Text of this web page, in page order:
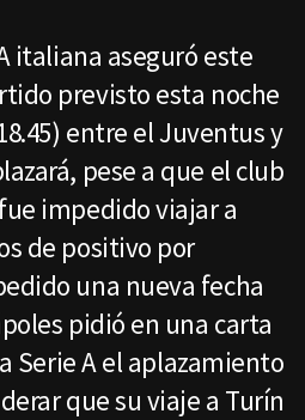
italiana aseguró este
previsto esta noche
entre el Juventus y
pese a que el club
impedido viajar a
de positivo por
una nueva fecha
pidió en una carta
Serie A el aplazamiento
que su viaje a Turín